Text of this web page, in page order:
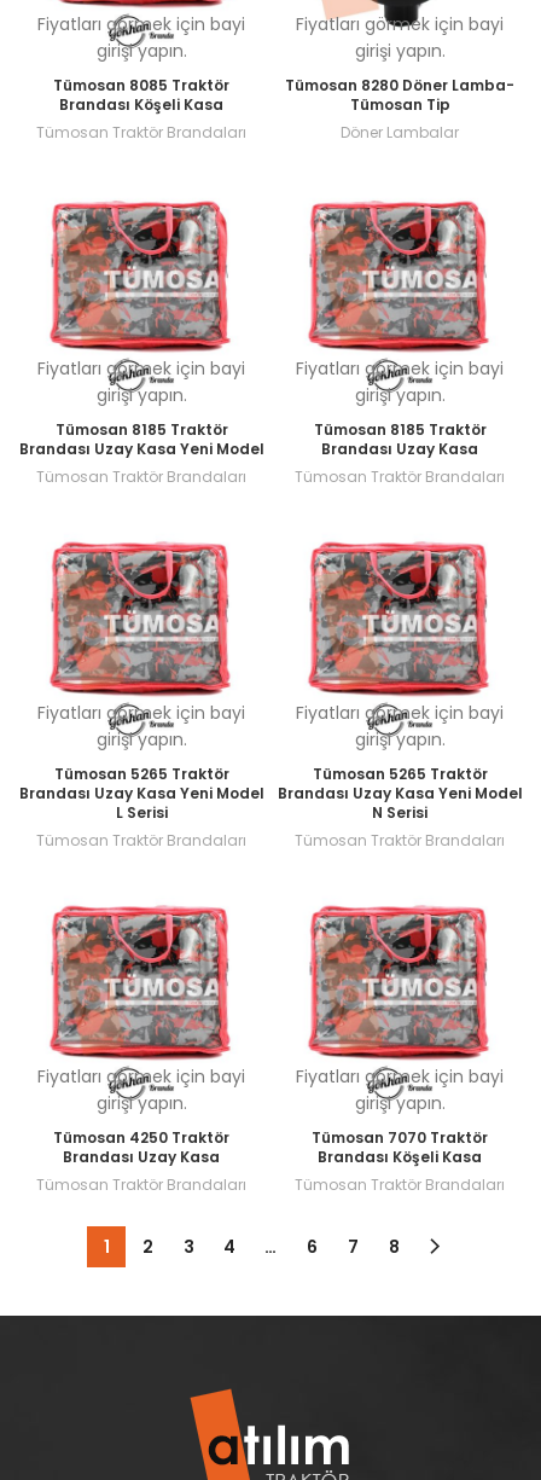
Fiyatları görmek için bayi
girişi yapın.
Tümosan 8085 Traktör
Brandası Köşeli Kasa
Tümosan Traktör Brandaları
Fiyatları görmek için bayi
girişi yapın.
Tümosan 8280 Döner Lamba-
Tümosan Tip
Döner Lambalar
Fiyatları görmek için bayi
girişi yapın.
Tümosan 8185 Traktör
Brandası Uzay Kasa Yeni Model
Tümosan Traktör Brandaları
Fiyatları görmek için bayi
girişi yapın.
Tümosan 8185 Traktör
Brandası Uzay Kasa
Tümosan Traktör Brandaları
Fiyatları görmek için bayi
girişi yapın.
Tümosan 5265 Traktör
Brandası Uzay Kasa Yeni Model
L Serisi
Tümosan Traktör Brandaları
Fiyatları görmek için bayi
girişi yapın.
Tümosan 5265 Traktör
Brandası Uzay Kasa Yeni Model
N Serisi
Tümosan Traktör Brandaları
Fiyatları görmek için bayi
girişi yapın.
Tümosan 4250 Traktör
Brandası Uzay Kasa
Tümosan Traktör Brandaları
Fiyatları görmek için bayi
girişi yapın.
Tümosan 7070 Traktör
Brandası Köşeli Kasa
Tümosan Traktör Brandaları
1 2 3 4 … 6 7 8